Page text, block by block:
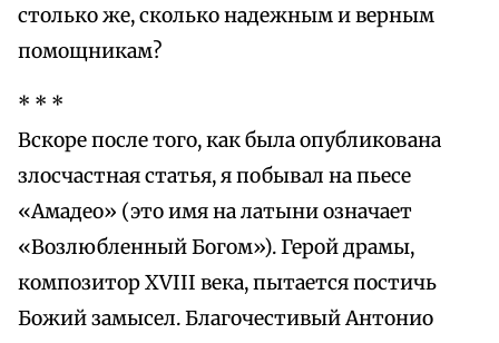
столько же, сколько надежным и верным
помощникам?
* * *
Вскоре после того, как была опубликована
злосчастная статья, я побывал на пьесе
«Амадео» (это имя на латыни означает
«Возлюбленный Богом»). Герой драмы,
композитор XVIII века, пытается постичь
Божий замысел. Благочестивый Антонио